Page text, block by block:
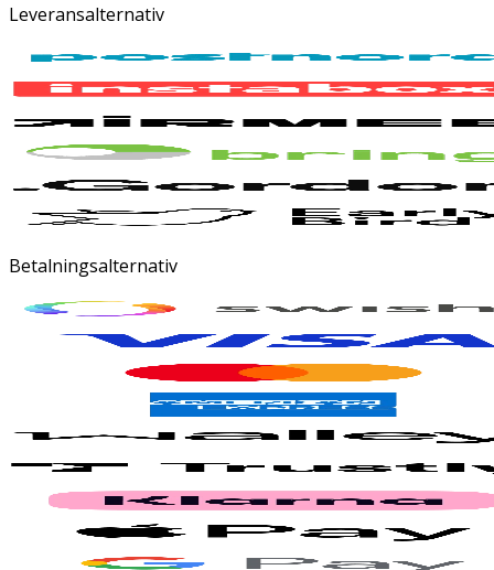
Leveransalternativ
Betalningsalternativ